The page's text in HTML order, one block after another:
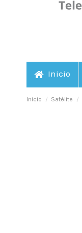
Inicio
Inicio Satélite